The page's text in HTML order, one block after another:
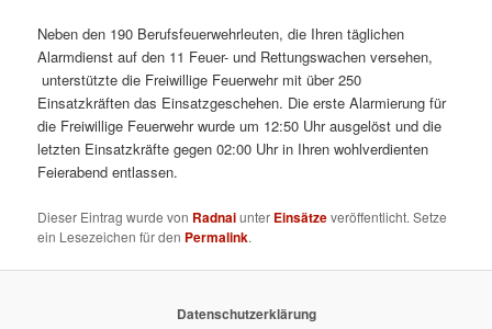
Neben den 190 Berufsfeuerwehrleuten, die Ihren täglichen
Alarmdienst auf den 11 Feuer- und Rettungswachen versehen,
unterstützte die Freiwillige Feuerwehr mit über 250
Einsatzkräften das Einsatzgeschehen. Die erste Alarmierung für
die Freiwillige Feuerwehr wurde um 12:50 Uhr ausgelöst und die
letzten Einsatzkräfte gegen 02:00 Uhr in Ihren wohlverdienten
Feierabend entlassen.
Dieser Eintrag wurde von Radnaiunter Einsätzeveröffentlicht. Setze
ein Lesezeichen für den Permalink.
Datenschutzerklärung